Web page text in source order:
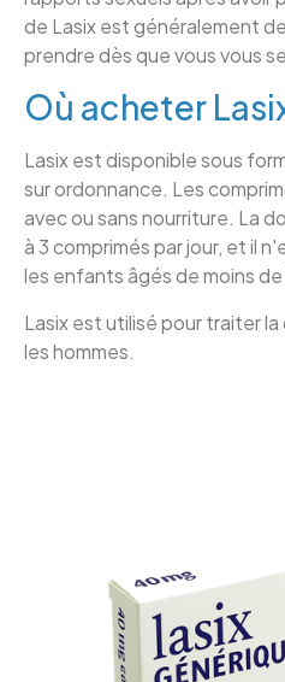
de Lasix est généralement
prendre dès que vous vous
Où acheter
Lasix est disponible sous
sur ordonnance. Les
avec ou sans nourriture. La
à 3 comprimés par jour, et il
les enfants âgés de moins de
Lasix est utilisé pour traiter
les hommes.